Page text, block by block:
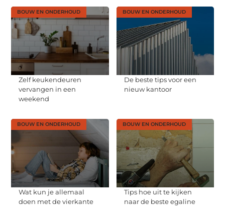
BOUW EN ONDERHOUD
Zelf keukendeuren
vervangen in een
weekend
BOUW EN ONDERHOUD
De beste tips voor een
nieuw kantoor
BOUW EN ONDERHOUD
Wat kun je allemaal
doen met de vierkante
BOUW EN ONDERHOUD
Tips hoe uit te kijken
naar de beste egaline